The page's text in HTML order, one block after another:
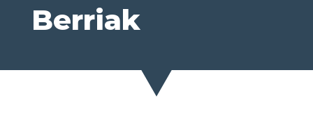
Berriak